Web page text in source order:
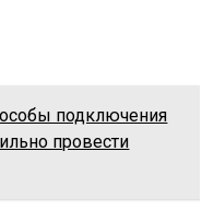
подключения
провести